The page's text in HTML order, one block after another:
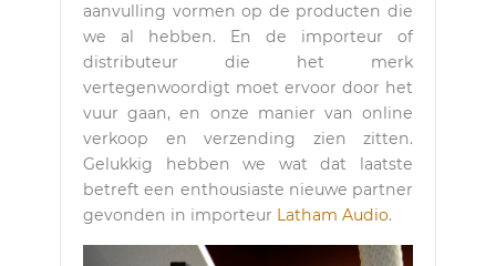
aanvulling vormen op de producten die
we al hebben. En de importeur of
distributeur die het merk
vertegenwoordigt moet ervoor door het
vuur gaan, en onze manier van online
verkoop en verzending zien zitten.
Gelukkig hebben we wat dat laatste
betreft een enthousiaste nieuwe partner
gevonden in importeur Latham Audio.